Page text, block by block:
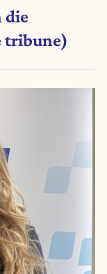
die
tribune)